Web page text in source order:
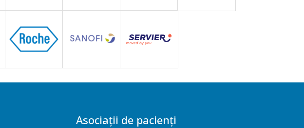
Asociații de pacienți